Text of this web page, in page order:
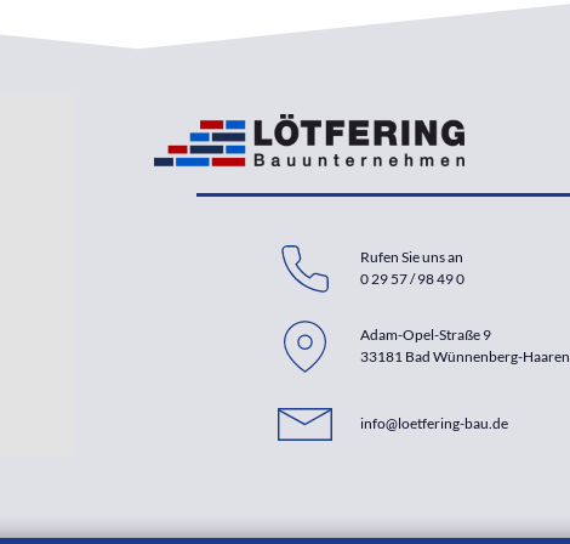
Rufen Sie uns an
0 29 57 / 98 49 0
Adam-Opel-Straße 9
33181 Bad Wünnenberg-Haaren
info@loetfering-bau.de